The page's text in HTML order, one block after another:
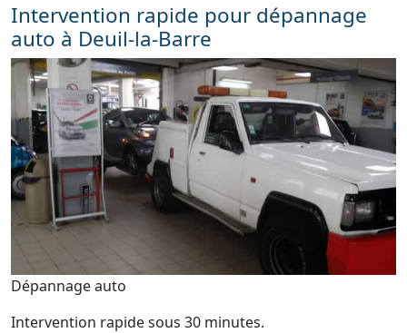
Intervention rapide pour dépannage
auto à Deuil-la-Barre
Dépannage auto
Intervention rapide sous 30 minutes.